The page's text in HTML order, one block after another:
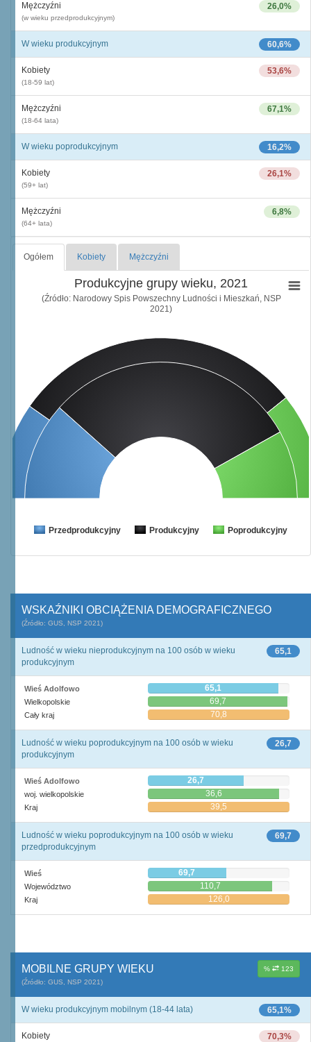
26,0%
Mężczyźni
(w wieku przedprodukcyjnym)
60,6%
W wieku produkcyjnym
53,6%
Kobiety
(18-59 lat)
67,1%
Mężczyźni
(18-64 lata)
16,2%
W wieku poprodukcyjnym
26,1%
Kobiety
(59+ lat)
6,8%
Mężczyźni
(64+ lata)
Ogółem Kobiety Mężczyźni
Produkcyjne grupy wieku, 2021
(Źródło: Narodowy Spis Powszechny Ludności i Mieszkań, NSP
2021)
Przedprodukcyjny Produkcyjny Poprodukcyjny
WSKAŹNIKI OBCIĄŻENIA DEMOGRAFICZNEGO
(Źródło: GUS, NSP 2021)
65,1
Ludność w wieku nieprodukcyjnym na 100 osób w wieku
produkcyjnym
Wieś Adolfowo 65,1
Wielkopolskie 69,7
Cały kraj 70,8
26,7
Ludność w wieku poprodukcyjnym na 100 osób w wieku
produkcyjnym
Wieś Adolfowo 26,7
woj. wielkopolskie 36,6
Kraj 39,5
69,7
Ludność w wieku poprodukcyjnym na 100 osób w wieku
przedprodukcyjnym
Wieś 69,7
Województwo 110,7
Kraj 126,0
% 123
MOBILNE GRUPY WIEKU
(Źródło: GUS, NSP 2021)
65,1%
W wieku produkcyjnym mobilnym (18-44 lata)
70,3%
Kobiety